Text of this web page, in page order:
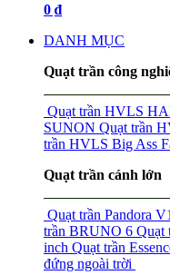
0 ₫
DANH MỤC
Quạt trần công
Quạt trần HVLS
SUNON Quạt trần
trần HVLS Big Ass
Quạt trần cánh lớn
Quạt trần Pandora
trần BRUNO 6 Quạt
inch Quạt trần
đứng ngoài trời